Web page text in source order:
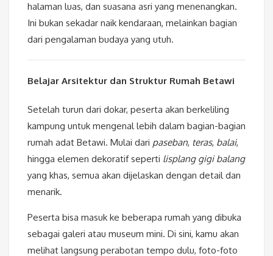
halaman luas, dan suasana asri yang menenangkan.
Ini bukan sekadar naik kendaraan, melainkan bagian
dari pengalaman budaya yang utuh.
Belajar Arsitektur dan Struktur Rumah Betawi
Setelah turun dari dokar, peserta akan berkeliling
kampung untuk mengenal lebih dalam bagian-bagian
rumah adat Betawi. Mulai dari paseban, teras, balai,
hingga elemen dekoratif seperti lisplang gigi balang
yang khas, semua akan dijelaskan dengan detail dan
menarik.
Peserta bisa masuk ke beberapa rumah yang dibuka
sebagai galeri atau museum mini. Di sini, kamu akan
melihat langsung perabotan tempo dulu, foto-foto